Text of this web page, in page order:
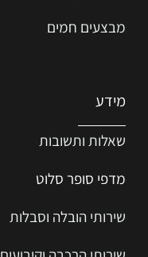
מבצעים חמים
מידע
שאלות ותשובות
מדפי סופר סלוט
שירותי הובלה וסבלות